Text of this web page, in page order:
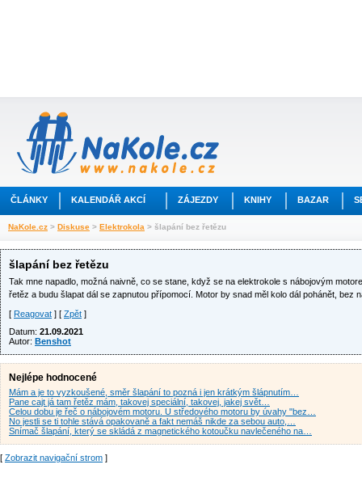
ČLÁNKY KALENDÁŘ AKCÍ ZÁJEZDY KNIHY BAZAR
NaKole.cz > Diskuse > Elektrokola > šlapání bez řetězu
šlapání bez řetězu
Tak mne napadlo, možná naivně, co se stane, když se na elektrokole s nábojovým
řetěz a budu šlapat dál se zapnutou přípomocí. Motor by snad měl kolo dál pohánět, bez
[ Reagovat ] [ Zpět ]
Datum: 21.09.2021
Autor: Benshot
Nejlépe hodnocené
Mám a je to vyzkoušené, směr šlapání to pozná i jen krátkým šlápnutím…
Pane cajt já tam řetěz mám, takovej speciální, takovej, jakej svět…
Celou dobu je řeč o nábojovém motoru. U středového motoru by úvahy "bez…
No jestli se ti tohle stává opakovaně a fakt nemáš nikde za sebou auto,…
Snímač šlapání, který se skládá z magnetického kotoučku navlečeného na…
[ Zobrazit navigační strom ]